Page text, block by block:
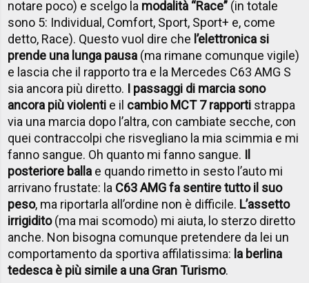
notare poco) e scelgo la modalità “Race” (in totale
sono 5: Individual, Comfort, Sport, Sport+ e, come
detto, Race). Questo vuol dire che l’elettronica si
prende una lunga pausa (ma rimane comunque vigile)
e lascia che il rapporto tra e la Mercedes C63 AMG S
sia ancora più diretto. I passaggi di marcia sono
ancora più violenti e il cambio MCT 7 rapporti strappa
via una marcia dopo l’altra, con cambiate secche, con
quei contraccolpi che risvegliano la mia scimmia e mi
fanno sangue. Oh quanto mi fanno sangue. Il
posteriore balla e quando rimetto in sesto l’auto mi
arrivano frustate: la C63 AMG fa sentire tutto il suo
peso, ma riportarla all’ordine non è difficile. L’assetto
irrigidito(ma mai scomodo) mi aiuta, lo sterzo diretto
anche. Non bisogna comunque pretendere da lei un
comportamento da sportiva affilatissima: la berlina
tedesca è più simile a una Gran Turismo.